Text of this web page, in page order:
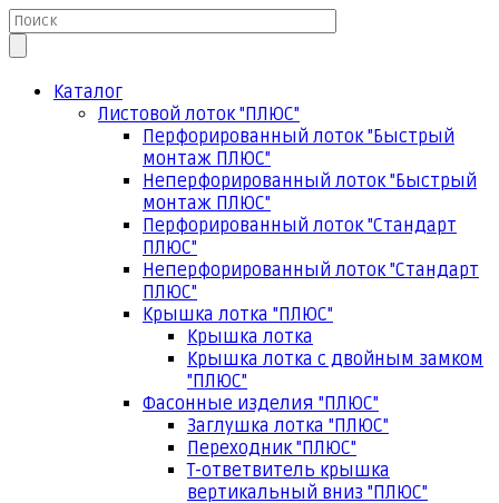
Каталог
Листовой лоток "ПЛЮС"
Перфорированный лоток "Быстрый
монтаж ПЛЮС"
Неперфорированный лоток "Быстрый
монтаж ПЛЮС"
Перфорированный лоток "Стандарт
ПЛЮС"
Неперфорированный лоток "Стандарт
ПЛЮС"
Крышка лотка "ПЛЮС"
Крышка лотка
Крышка лотка с двойным замком
"ПЛЮС"
Фасонные изделия "ПЛЮС"
Заглушка лотка "ПЛЮС"
Переходник "ПЛЮС"
Т-ответвитель крышка
вертикальный вниз "ПЛЮС"